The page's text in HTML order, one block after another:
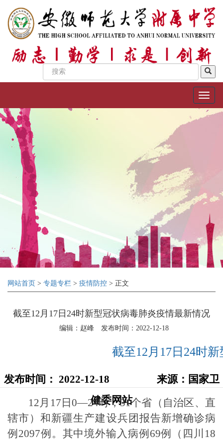
网站首页 > 专题专栏 > 疫情防控 > 正文
截至12月17日24时新型冠状病毒肺炎疫情最新情况
编辑：赵峰 发布时间：2022-12-18
截至12月17日24时
发布时间： 2022-12-18 来源：国家卫
健委网站
12月17日0—24时，31个省（自治区、直
辖市）和新疆生产建设兵团报告新增确诊病
例2097例。其中境外输入病例69例（四川18